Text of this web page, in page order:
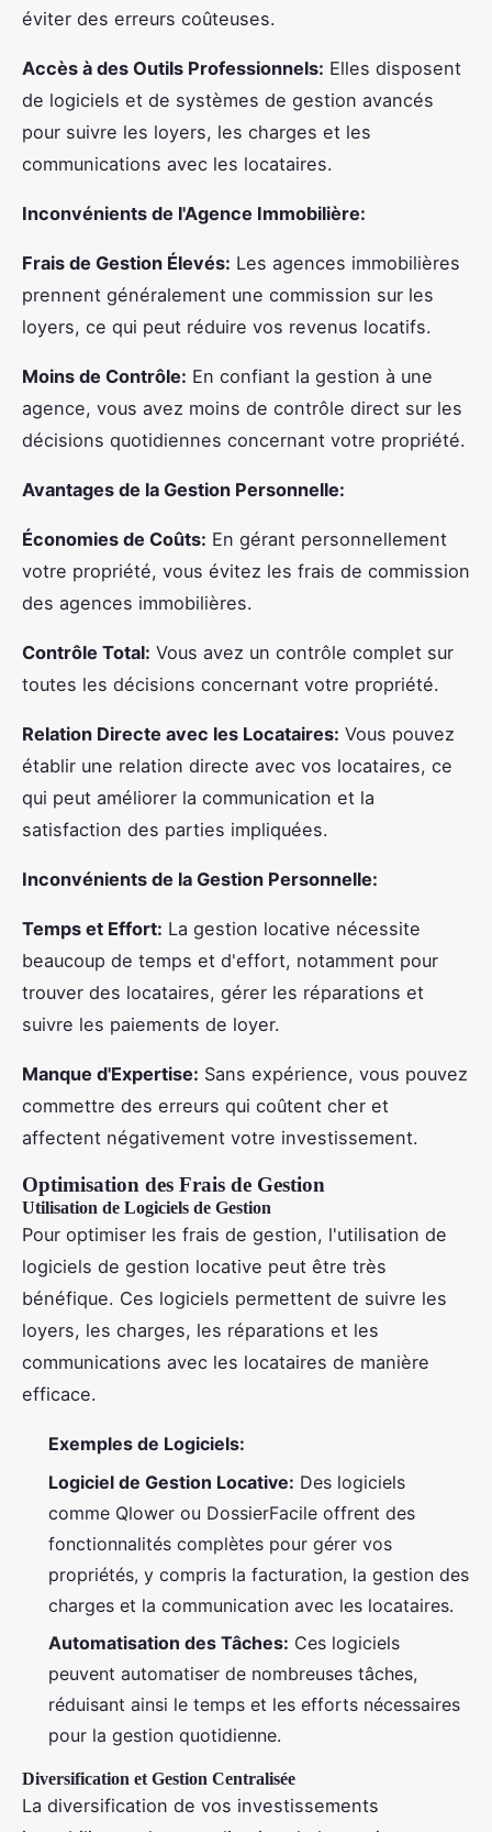
éviter des erreurs coûteuses.
Accès à des Outils Professionnels: Elles disposent
de logiciels et de systèmes de gestion avancés
pour suivre les loyers, les charges et les
communications avec les locataires.
Inconvénients de l'Agence Immobilière:
Frais de Gestion Élevés: Les agences immobilières
prennent généralement une commission sur les
loyers, ce qui peut réduire vos revenus locatifs.
Moins de Contrôle: En confiant la gestion à une
agence, vous avez moins de contrôle direct sur les
décisions quotidiennes concernant votre propriété.
Avantages de la Gestion Personnelle:
Économies de Coûts: En gérant personnellement
votre propriété, vous évitez les frais de commission
des agences immobilières.
Contrôle Total: Vous avez un contrôle complet sur
toutes les décisions concernant votre propriété.
Relation Directe avec les Locataires: Vous pouvez
établir une relation directe avec vos locataires, ce
qui peut améliorer la communication et la
satisfaction des parties impliquées.
Inconvénients de la Gestion Personnelle:
Temps et Effort: La gestion locative nécessite
beaucoup de temps et d'effort, notamment pour
trouver des locataires, gérer les réparations et
suivre les paiements de loyer.
Manque d'Expertise: Sans expérience, vous pouvez
commettre des erreurs qui coûtent cher et
affectent négativement votre investissement.
Optimisation des Frais de Gestion
Utilisation de Logiciels de Gestion
Pour optimiser les frais de gestion, l'utilisation de
logiciels de gestion locative peut être très
bénéfique. Ces logiciels permettent de suivre les
loyers, les charges, les réparations et les
communications avec les locataires de manière
efficace.
Exemples de Logiciels:
Logiciel de Gestion Locative: Des logiciels
comme Qlower ou DossierFacile offrent des
fonctionnalités complètes pour gérer vos
propriétés, y compris la facturation, la gestion des
charges et la communication avec les locataires.
Automatisation des Tâches: Ces logiciels
peuvent automatiser de nombreuses tâches,
réduisant ainsi le temps et les efforts nécessaires
pour la gestion quotidienne.
Diversification et Gestion Centralisée
La diversification de vos investissements